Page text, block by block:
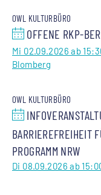
OWL KULTURBÜRO
OFFENE RKP-
Mi 02.09.2026 ab
Blomberg
OWL KULTURBÜRO
BARRIEREFREIHEIT
PROGRAMM NRW
Di 08.09.2026 ab